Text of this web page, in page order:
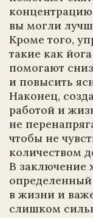
вы могли
Кроме того,
такие как
помогают
и повысить
Наконец,
работой и
не
чтобы не
количеством
В заключение
определенный
в жизни и
слишком